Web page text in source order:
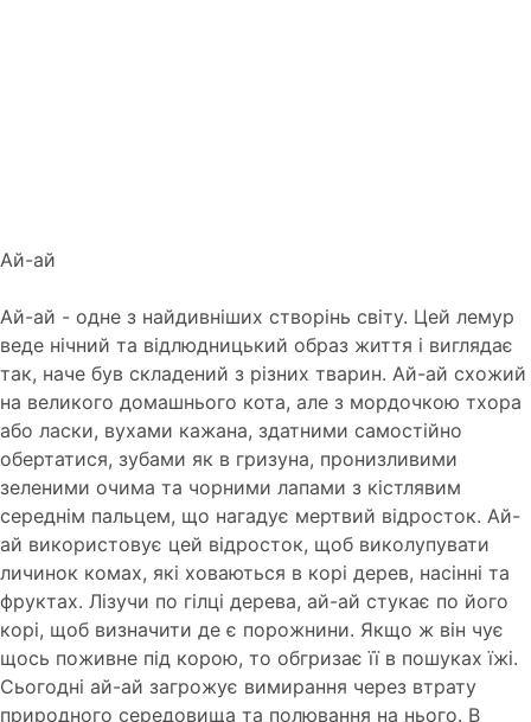
Ай-ай
Ай-ай - одне з найдивніших створінь світу. Цей лемур
веде нічний та відлюдницький образ життя і виглядає
так, наче був складений з різних тварин. Ай-ай схожий
на великого домашнього кота, але з мордочкою тхора
або ласки, вухами кажана, здатними самостійно
обертатися, зубами як в гризуна, пронизливими
зеленими очима та чорними лапами з кістлявим
середнім пальцем, що нагадує мертвий відросток. Ай-
ай використовує цей відросток, щоб виколупувати
личинок комах, які ховаються в корі дерев, насінні та
фруктах. Лізучи по гілці дерева, ай-ай стукає по його
корі, щоб визначити де є порожнини. Якщо ж він чує
щось поживне під корою, то обгризає її в пошуках їжі.
Сьогодні ай-ай загрожує вимирання через втрату
природного середовища та полювання на нього. В